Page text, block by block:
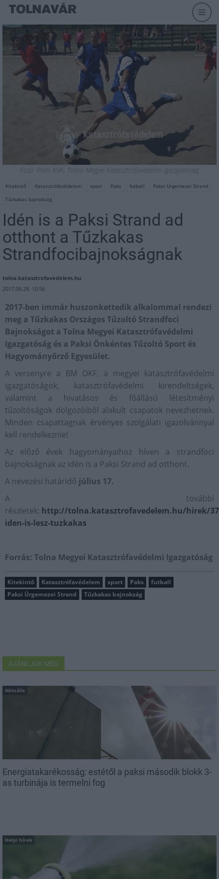
Fotó: Paks KVK, Tolna Megyei Katasztrófavédelmi Igazgatóság
Kitekintő Katasztrófavédelem sport Paks futball
Paksi Ürgemezei Strand
Tűzkakas bajnokság
Idén is a Paksi Strand ad
otthont a Tűzkakas
Strandfocibajnokságnak
tolna.katasztrofavedelem.hu
2017.06.28. 10:56
2017-ben immár huszonkettedik alkalommal rendezi
meg a Tűzkakas Országos Tűzoltó Strandfoci
Bajnokságot a Tolna Megyei Katasztrófavédelmi
Igazgatóság és a Paksi Önkéntes Tűzoltó Sport és
Hagyományőrző Egyesület.
A versenyre a BM OKF, a megyei katasztrófavédelmi
igazgatóságok, katasztrófavédelmi kirendeltségek,
valamint a hivatásos és főállású létesítményi
tűzoltóságok dolgozóiból alakult csapatok nevezhetnek.
Minden csapattagnak érvényes szolgálati igazolvánnyal
kell rendelkeznie!
Az előző évek hagyományaihoz híven a strandfoci
bajnokságnak az idén is a Paksi Strand ad otthont.
A nevezési határidő július 17.
A további
részletek: http://tolna.katasztrofavedelem.hu/hirek/
iden-is-lesz-tuzkakas
Forrás: Tolna Megyei Katasztrófavédelmi Igazgatóság
Kitekintő Katasztrófavédelem sport Paks
futball
Paksi Ürgemezei Strand
Tűzkakas bajnokság
AJÁNLJUK MÉG
Aktuális
Energiatakarékosság: estétől a paksi második blokk 3-
as turbinája is termelni fog
Helyi hírek